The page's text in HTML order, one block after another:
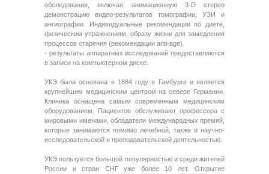
обследования, включая анимационную 3-D стерео
демонстрацию видео-результатов томографии, УЗИ и
ангиографии. Индивидуальные рекомендации по диете,
физическим упражнениям, образу жизни для замедления
процессов старения (рекомендации anti-age).
- результаты аппаратных исследований предоставляются
в записи на компьютерном диске.
УКЭ была основана в 1884 году в Гамбурге и является
крупнейшим медицинским центром на севере Германии.
Клиника оснащена самым современным медицинским
оборудованием. Пациентов обслуживают профессора с
мировыми именами, обладатели международных премий,
которые занимаются помимо лечебной, также и научно-
исследовательской и преподавательской деятельностью.
УКЭ пользуется большой популярностью и среди жителей
России и стран СНГ уже более 10 лет. Открытие